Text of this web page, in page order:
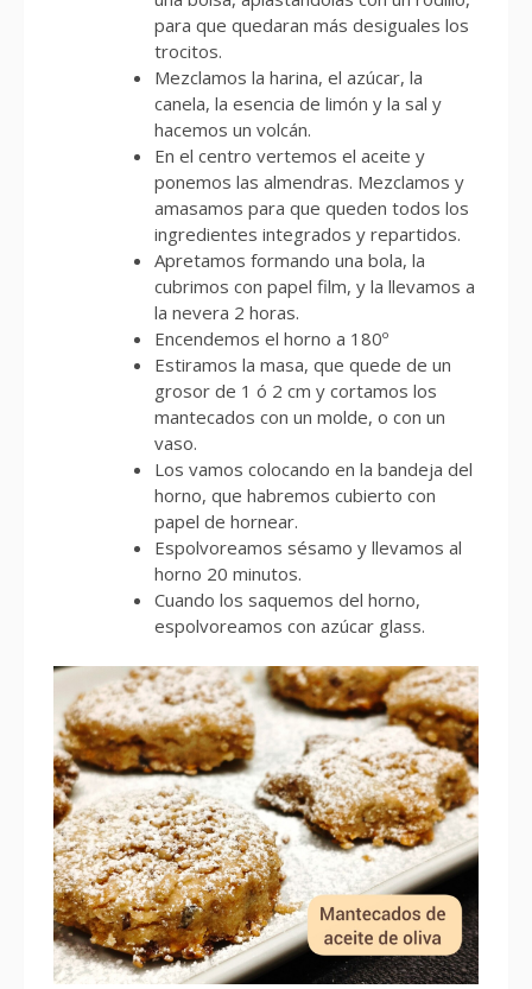
para que quedaran más desiguales los
trocitos.
Mezclamos la harina, el azúcar, la
canela, la esencia de limón y la sal y
hacemos un volcán.
En el centro vertemos el aceite y
ponemos las almendras. Mezclamos y
amasamos para que queden todos los
ingredientes integrados y repartidos.
Apretamos formando una bola, la
cubrimos con papel film, y la llevamos a
la nevera 2 horas.
Encendemos el horno a 180º
Estiramos la masa, que quede de un
grosor de 1 ó 2 cm y cortamos los
mantecados con un molde, o con un
vaso.
Los vamos colocando en la bandeja del
horno, que habremos cubierto con
papel de hornear.
Espolvoreamos sésamo y llevamos al
horno 20 minutos.
Cuando los saquemos del horno,
espolvoreamos con azúcar glass.